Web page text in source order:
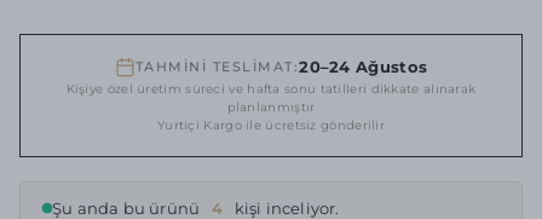
TAHMİNİ TESLİMAT:20–24 Ağustos
Kişiye özel üretim süreci ve hafta sonu tatilleri dikkate alınarak
planlanmıştır
Yurtiçi Kargo ile ücretsiz gönderilir
Şu anda bu ürünü 4 kişi inceliyor.